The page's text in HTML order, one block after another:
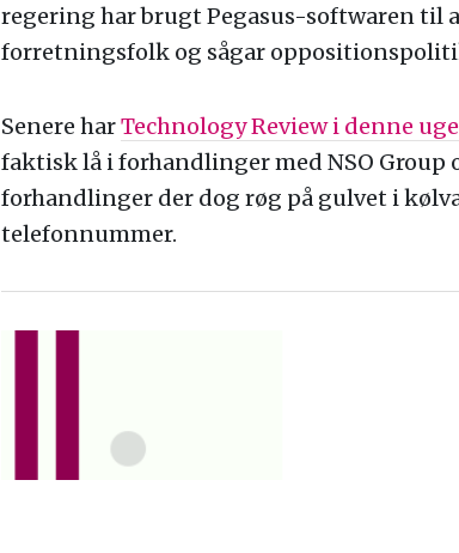
regering har brugt Pegasus-softwaren til
forretningsfolk og sågar
Senere harTechnology Review i denne
faktisk lå i forhandlinger med NSO Group
forhandlinger der dog røg på gulvet i
telefonnummer.